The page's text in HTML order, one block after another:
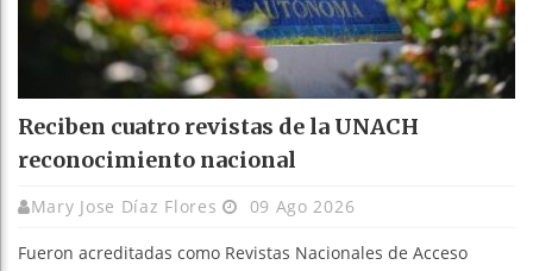
Reciben cuatro revistas de la UNACH
reconocimiento nacional
Mary Jose Díaz Flores 09 Ago 2026
Fueron acreditadas como Revistas Nacionales de Acceso